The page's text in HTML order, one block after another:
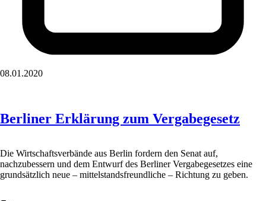
08.01.2020
Berliner Erklärung zum Vergabegesetz
Die Wirtschaftsverbände aus Berlin fordern den Senat auf,
nachzubessern und dem Entwurf des Berliner Vergabegesetzes eine
grundsätzlich neue – mittelstandsfreundliche – Richtung zu geben.